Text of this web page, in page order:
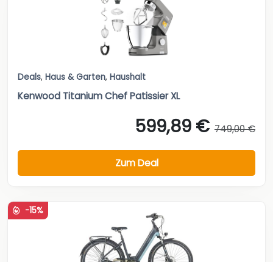
Deals, Haus & Garten, Haushalt
Kenwood Titanium Chef Patissier XL
599,89 € 749,00 €
Zum Deal
-15%